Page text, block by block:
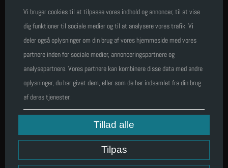
Poke Bowl
Røget laks eller Kylling , bulgur, edamamebønner , avocado , agurk,tomat ,
gomadressing
Vi bruger cookies til at tilpasse vores indhold og annoncer, til at vise
dig funktioner til sociale medier og til at analysere vores trafik. Vi
deler også oplysninger om din brug af vores hjemmeside med vores
partnere inden for sociale medier, annonceringspartnere og
analysepartnere. Vores partnere kan kombinere disse data med andre
oplysninger, du har givet dem, eller som de har indsamlet fra din brug
af deres tjenester.
Tilpas
Tillad alle